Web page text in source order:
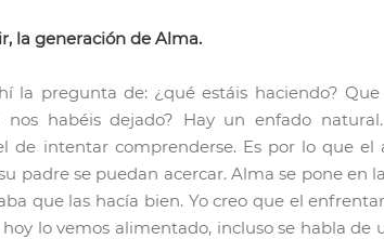
la generación de Alma.
la pregunta de: ¿qué estáis haciendo?
nos habéis dejado? Hay un enfado
de intentar comprenderse. Es por lo que
padre se puedan acercar. Alma se pone en
que las hacía bien. Yo creo que el
hoy lo vemos alimentado, incluso se habla